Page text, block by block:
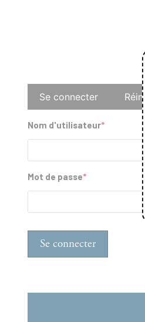
Onglets
principaux
Se connecter
Nom d'utilisateur
Mot de passe